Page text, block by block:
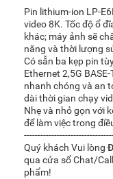
Pin lithium-ion LP-
video 8K. Tốc độ ổ
khác; máy ảnh sẽ
năng và thời lượng
Có sẵn ba kẹp pin
Ethernet 2,5G
nhanh chóng và an
dài thời gian chạy
Nhẹ và nhỏ gọn với
để làm việc trong
Quý khách Vui lòng
qua cửa sổ Chat/
phẩm!